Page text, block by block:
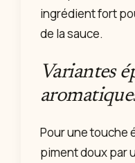
ingrédient fort
de la sauce.
Variantes
Pour une touche
piment doux par